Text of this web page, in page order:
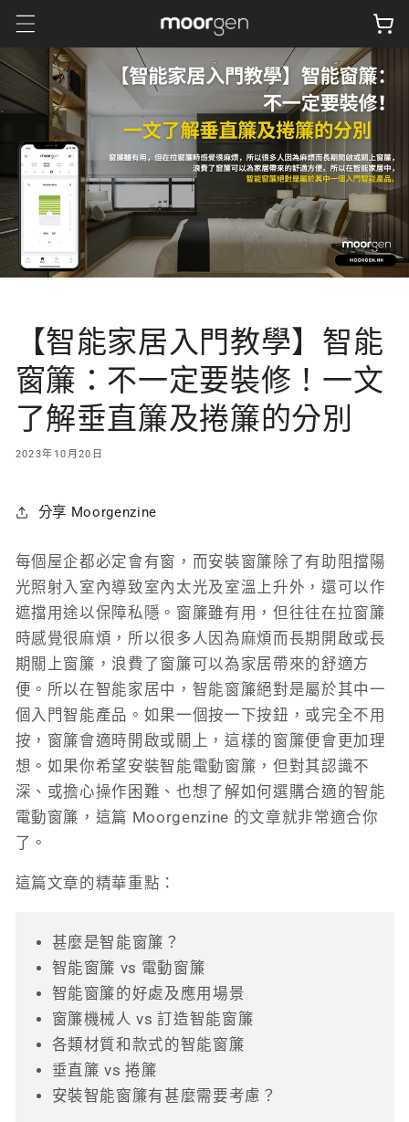
跳至內
容
物
【智能家居入門教學】智能
窗簾：不一定要裝修！一文
了解垂直簾及捲簾的分別
2023年10月20日
分享 Moorgenzine
每個屋企都必定會有窗，而安裝窗簾除了有助阻擋陽
光照射入室內導致室內太光及室溫上升外，還可以作
遮擋用途以保障私隱。窗簾雖有用，但往往在拉窗簾
時感覺很麻煩，所以很多人因為麻煩而長期開啟或長
期關上窗簾，浪費了窗簾可以為家居帶來的舒適方
便。所以在智能家居中，智能窗簾絕對是屬於其中一
個入門智能產品。如果一個按一下按鈕，或完全不用
按，窗簾會適時開啟或關上，這樣的窗簾便會更加理
想。如果你希望安裝智能電動窗簾，但對其認識不
深、或擔心操作困難、也想了解如何選購合適的智能
電動窗簾，這篇 Moorgenzine 的文章就非常適合你
了。
這篇文章的精華重點：
甚麼是智能窗簾？
智能窗簾 vs 電動窗簾
智能窗簾的好處及應用場景
窗簾機械人 vs 訂造智能窗簾
各類材質和款式的智能窗簾
垂直簾 vs 捲簾
安裝智能窗簾有甚麼需要考慮？